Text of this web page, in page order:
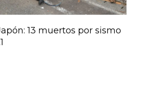
13 muertos por sismo